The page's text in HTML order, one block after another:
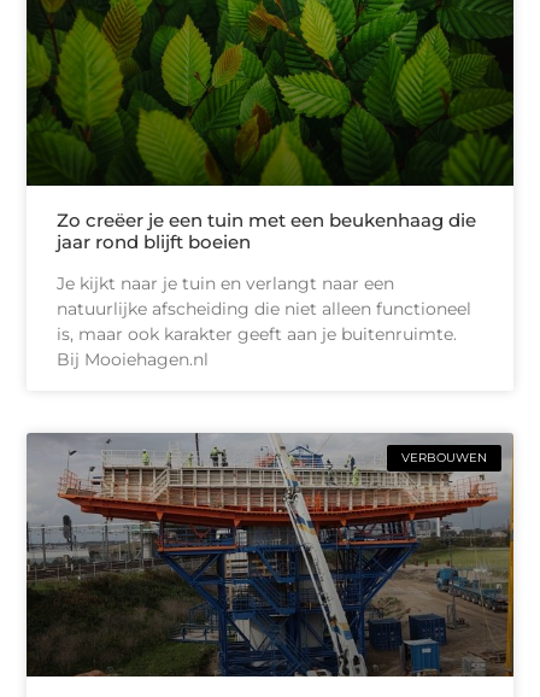
Zo creëer je een tuin met een beukenhaag die
jaar rond blijft boeien
Je kijkt naar je tuin en verlangt naar een
natuurlijke afscheiding die niet alleen functioneel
is, maar ook karakter geeft aan je buitenruimte.
Bij Mooiehagen.nl
VERBOUWEN